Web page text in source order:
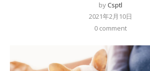
byCsptl
2021年2月10日
0 comment